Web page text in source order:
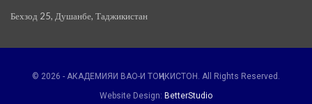
Бехзод 25, Душанбе, Таджикистан
© 2026 - АКАДЕМИЯИ ВАО-И ТОҶИКИСТОН. All Rights Reserved.
Website Design: BetterStudio